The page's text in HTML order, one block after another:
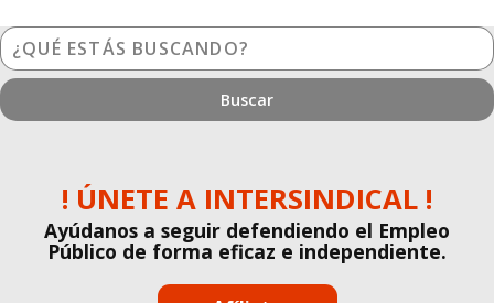
¿Qué
estás
buscando?
! ÚNETE A INTERSINDICAL !
Ayúdanos a seguir defendiendo el Empleo
Público de forma eficaz e independiente.